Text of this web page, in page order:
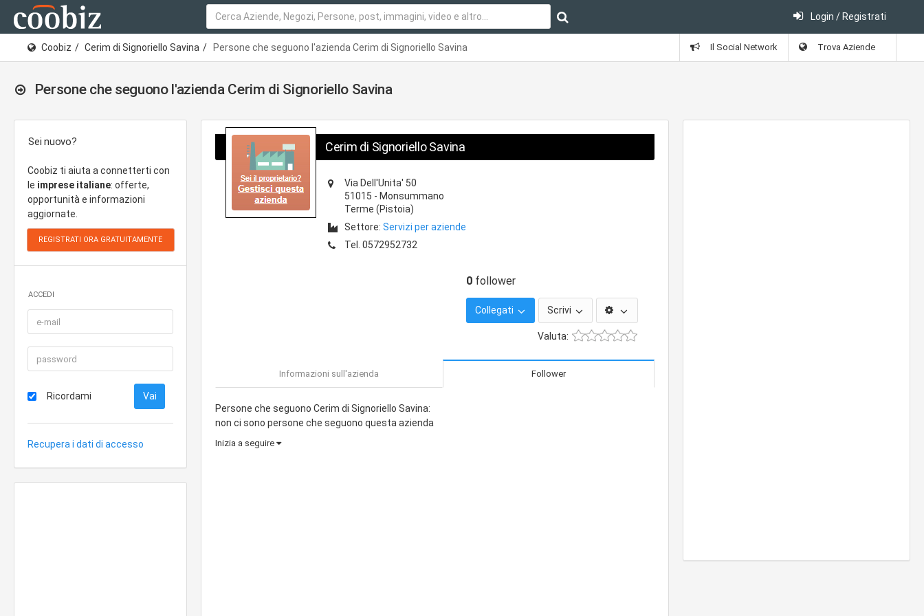
Login / Registrati
Coobiz Cerim di Signoriello Savina Persone che seguono l'azienda Cerim di Signoriello Savina Il Social Network Trova Aziende
Persone che seguono l'azienda Cerim di Signoriello Savina
Sei nuovo?
Coobiz ti aiuta a connetterti con
le imprese italiane: offerte,
opportunità e informazioni
aggiornate.
ACCEDI
Ricordami
Recupera i dati di accesso
Cerim di Signoriello Savina
Via Dell'Unita' 50
51015 - Monsummano
Terme (Pistoia)
Settore: Servizi per aziende
Tel. 0572952732
0 follower
Collegati Scrivi
Valuta:
Informazioni sull'azienda Follower
Persone che seguono Cerim di Signoriello Savina:
non ci sono persone che seguono questa azienda
Inizia a seguire